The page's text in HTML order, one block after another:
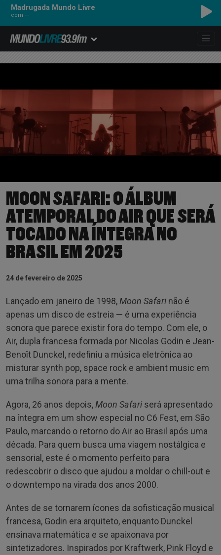
Madrugada Mundo Livre
com ---
MOON SAFARI: O ÁLBUM
ATEMPORAL DO AIR QUE SERÁ
TOCADO NA ÍNTEGRA NO
BRASIL EM 2025
24 de fevereiro de 2025
Lançado em janeiro de 1998, Moon Safari não é
apenas um disco de estreia — é uma experiência
sonora que parece existir fora do tempo. Com ele, o
Air, dupla francesa formada por Nicolas Godin e Jean-
Benoît Dunckel, redefiniu a música eletrônica ao
misturar synth pop, space rock e ambient music em
uma trilha sonora para a mente.
Agora, 26 anos depois, Moon Safari será apresentado
na íntegra em um show especial no C6 Fest, em São
Paulo, marcando o retorno do Air ao Brasil após uma
década. Para quem busca uma viagem nostálgica e
sensorial, este é o momento perfeito para
redescobrir o disco que ajudou a moldar o chill-out e
o downtempo na virada dos anos 2000.
Antes de se tornarem ícones da sofisticação musical
francesa, Godin era arquiteto, enquanto Dunckel
ensinava matemática e se apaixonava por
sintetizadores. Inspirados por Kraftwerk, Pink Floyd e